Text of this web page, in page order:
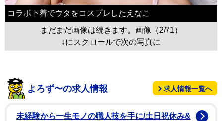
コラボ下着でウタをコスプレしたえなこ
まだまだ画像は続きます。画像（2/71）
↓にスクロールで次の写真に
よろず〜の求人情報 求人情報一覧へ
未経験から一生モノの職人技を手に/土日祝休み&